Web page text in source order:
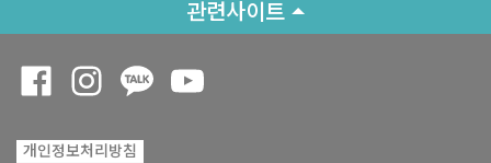
관련사이트
개인정보처리방침
Opens a new window
Opens a new window
Opens a new window